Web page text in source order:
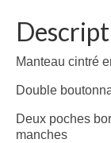
– 20 €
– 50 €
Manteau cintré
Double
Deux poches
manches